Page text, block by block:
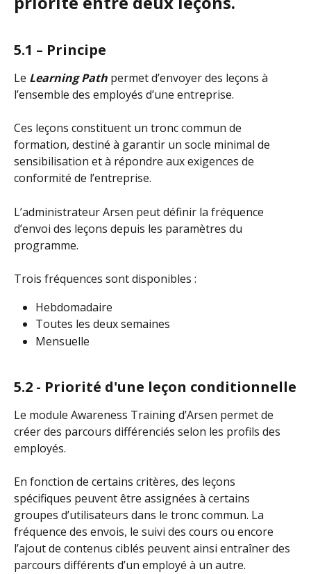
5.1 – Principe
Le Learning Path permet d’envoyer des leçons à
l’ensemble des employés d’une entreprise.
Ces leçons constituent un tronc commun de
formation, destiné à garantir un socle minimal de
sensibilisation et à répondre aux exigences de
conformité de l’entreprise.
L’administrateur Arsen peut définir la fréquence
d’envoi des leçons depuis les paramètres du
programme.
Trois fréquences sont disponibles :
Hebdomadaire
Toutes les deux semaines
Mensuelle
5.2 - Priorité d'une leçon conditionnelle
Le module Awareness Training d’Arsen permet de
créer des parcours différenciés selon les profils des
employés.
En fonction de certains critères, des leçons
spécifiques peuvent être assignées à certains
groupes d’utilisateurs dans le tronc commun. La
fréquence des envois, le suivi des cours ou encore
l’ajout de contenus ciblés peuvent ainsi entraîner des
parcours différents d’un employé à un autre.